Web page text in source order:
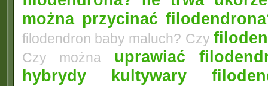
można przycinać
filodendron baby maluch? Czy
Czy można uprawiać
hybrydy kultywary